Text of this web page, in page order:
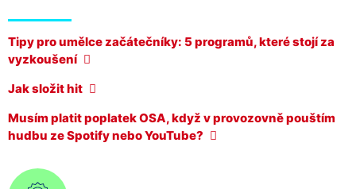
Tipy pro umělce začátečníky: 5 programů, které stojí za
vyzkoušení
Jak složit hit
Musím platit poplatek OSA, když v provozovně pouštím
hudbu ze Spotify nebo YouTube?